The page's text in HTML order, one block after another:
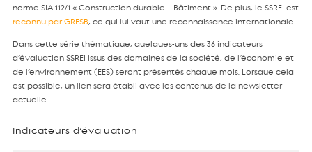
norme SIA 112/1 « Construction durable – Bâtiment ». De plus, le SSREI est
reconnu par GRESB, ce qui lui vaut une reconnaissance internationale.
Dans cette série thématique, quelques-uns des 36 indicateurs
d’évaluation SSREI issus des domaines de la société, de l’économie et
de l’environnement (EES) seront présentés chaque mois. Lorsque cela
est possible, un lien sera établi avec les contenus de la newsletter
actuelle.
Indicateurs d’évaluation